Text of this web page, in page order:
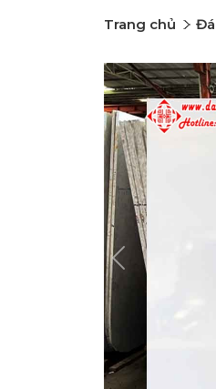
Trang chủ
Previous